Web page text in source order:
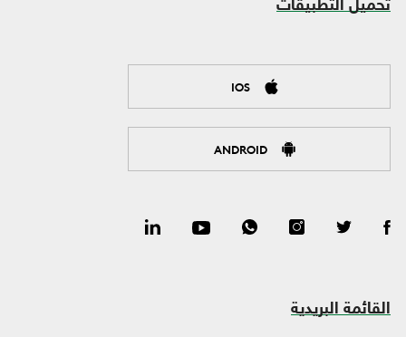
تحميل التطبيقات
IOS
ANDROID
القائمة البريدية